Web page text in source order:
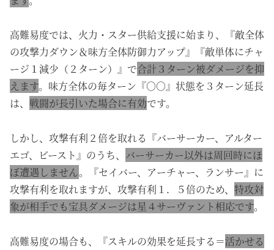
高難易度では、火力・スター供給支援に始まり、『敵全体
の攻撃力ダウン＆味方全体防御力アップ』『敵単体にチャ
ージ１減少（２ターン）』で合計３ターン被ダメージを抑
えます。味方全体の毎ターン『○○』状態を３ターン延長
は、 戦闘が長引いた場合に有効です。
しかし、攻撃有利２倍を取れる『バーサーカー、アルター
エゴ、ビースト』のうち、 バーサーカー以外は周回時にほ
ぼ遭遇しません。『セイバー、アーチャー、ランサー』に
攻撃有利を取れますが、攻撃有利１．５倍のため、 特攻対
象が相手でも宝具ダメージは星４サーヴァント相応です。
高難易度の場合も、『スキルの効果を延長する＝活かせる